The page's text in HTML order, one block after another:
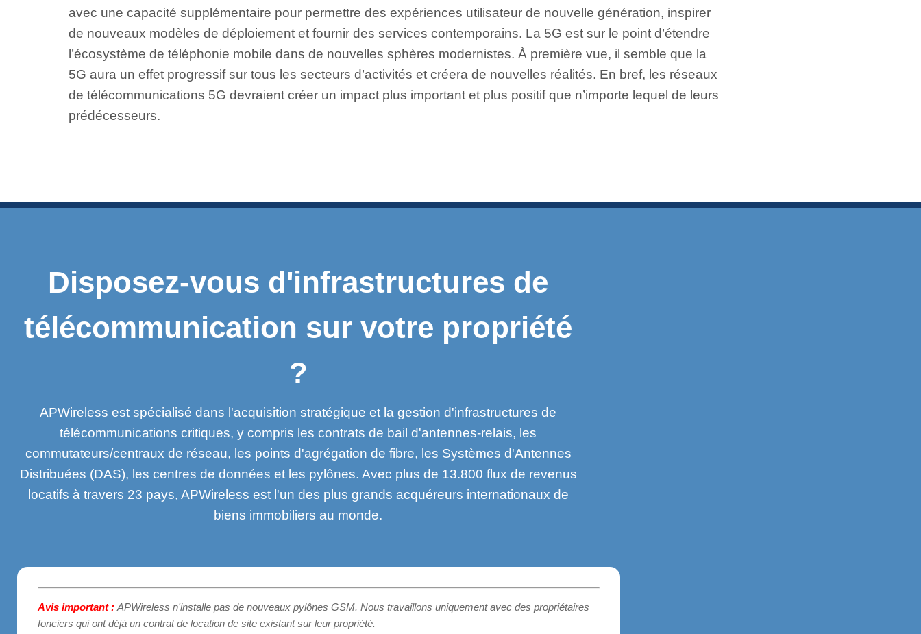
avec une capacité supplémentaire pour permettre des expériences utilisateur de nouvelle génération, inspirer
de nouveaux modèles de déploiement et fournir des services contemporains. La 5G est sur le point d’étendre
l’écosystème de téléphonie mobile dans de nouvelles sphères modernistes. À première vue, il semble que la
5G aura un effet progressif sur tous les secteurs d’activités et créera de nouvelles réalités. En bref, les réseaux
de télécommunications 5G devraient créer un impact plus important et plus positif que n’importe lequel de leurs
prédécesseurs.
Disposez-vous d'infrastructures de
télécommunication sur votre propriété
?
APWireless est spécialisé dans l'acquisition stratégique et la gestion d'infrastructures de
télécommunications critiques, y compris les contrats de bail d'antennes-relais, les
commutateurs/centraux de réseau, les points d'agrégation de fibre, les Systèmes d'Antennes
Distribuées (DAS), les centres de données et les pylônes. Avec plus de 13.800 flux de revenus
locatifs à travers 23 pays, APWireless est l'un des plus grands acquéreurs internationaux de
biens immobiliers au monde.
Avis important : APWireless n'installe pas de nouveaux pylônes GSM. Nous travaillons uniquement avec des propriétaires
fonciers qui ont déjà un contrat de location de site existant sur leur propriété.